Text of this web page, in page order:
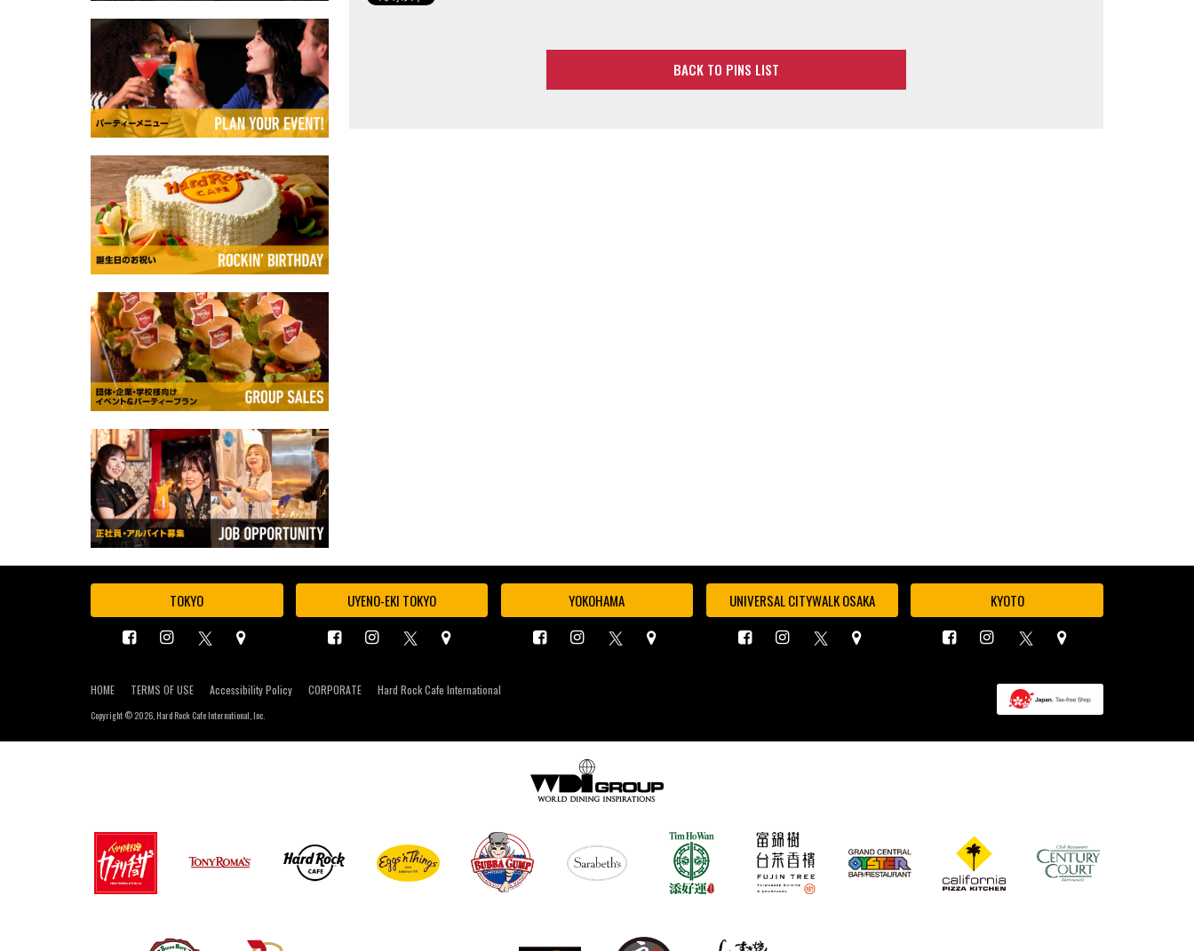
BACK TO PINS LIST
TOKYO UYENO-EKI TOKYO YOKOHAMA UNIVERSAL CITYWALK OSAKA KYOTO
HOME TERMS OF USE Accessibility Policy CORPORATE Hard Rock Cafe International
Copyright © 2026, Hard Rock Cafe International, Inc.